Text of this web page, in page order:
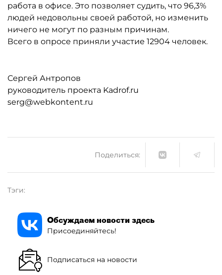
работа в офисе. Это позволяет судить, что 96,3%
людей недовольны своей работой, но изменить
ничего не могут по разным причинам.
Всего в опросе приняли участие 12904 человек.
Сергей Антропов
руководитель проекта Kadrof.ru
serg@webkontent.ru
Поделиться:
Тэги:
Обсуждаем новости здесь
Присоединяйтесь!
Подписаться на новости